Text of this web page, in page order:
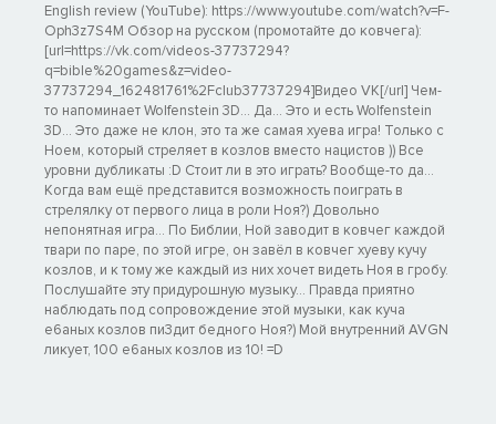
English review (YouTube): https://www.youtube.com/watch?v=F-
Oph3z7S4M Обзор на русском (промотайте до ковчега):
[url=https://vk.com/videos-37737294?
q=bible%20games&z=video-
37737294_162481761%2Fclub37737294]Видео VK[/url] Чем-
то напоминает Wolfenstein 3D... Да... Это и есть Wolfenstein
3D... Это даже не клон, это та же самая xyeва игра! Только с
Ноем, который стреляет в козлов вместо нацистов )) Все
уровни дубликаты :D Стоит ли в это играть? Вообще-то да...
Когда вам ещё представится возможность поиграть в
стрелялку от первого лица в роли Ноя?) Довольно
непонятная игра... По Библии, Ной заводит в ковчег каждой
твари по паре, по этой игре, он завёл в ковчег xyeву кучу
козлов, и к тому же каждый из них хочет видеть Ноя в гробу.
Послушайте эту придурошную музыку... Правда приятно
наблюдать под сопровождение этой музыки, как куча
e6aных козлов пи3дит бедного Ноя?) Мой внутренний AVGN
ликует, 100 e6aных козлов из 10! =D